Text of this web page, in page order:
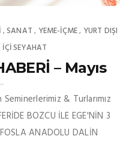
,SANAT , YEME-İÇME, YURT DIŞI
İÇİ SEYAHAT
– Mayıs
& Turlarımız
BOZCU İLE EGE'NİN 3
ANADOLU DALİN